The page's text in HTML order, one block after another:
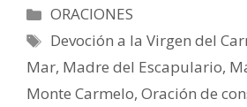
Categorías
ORACIONES
Etiquetas
Devoción a la Virgen del
Mar, Madre del Escapulario,
Monte Carmelo, Oración de